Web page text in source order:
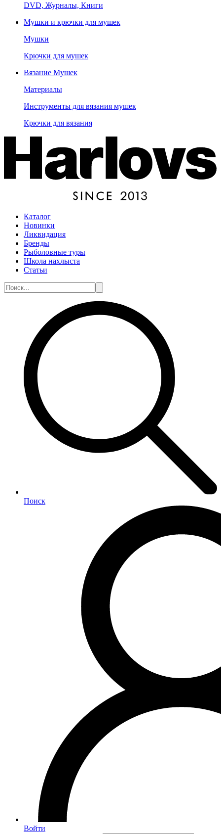
DVD, Журналы, Книги
Мушки и крючки для мушек
Мушки
Крючки для мушек
Вязание Мушек
Материалы
Инструменты для вязания мушек
Крючки для вязания
Каталог
Новинки
Ликвидация
Бренды
Рыболовные туры
Школа нахлыста
Статьи
Поиск
Войти